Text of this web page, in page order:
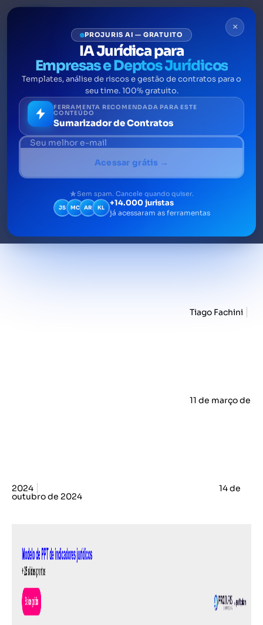
Litigância predatória: o que
é, quais as características e
problemas
A litigância predatória é uma prática de
ajuizamento em massa de processos
judiciais, contendo elementos abusivos ou
fraudulentos.
Tiago Fachini
11 de março de
2024 14 de
outubro de 2024
×
PROJURIS AI — GRATUITO
IA Jurídica para
Empresas e Deptos Jurídicos
Templates, análise de riscos e gestão de contratos para o
seu time. 100% gratuito.
FERRAMENTA RECOMENDADA PARA ESTE
CONTEÚDO
Sumarizador de Contratos
Acessar grátis →
Sem spam. Cancele quando quiser.
JS MC AR KL +14.000 juristas
já acessaram as ferramentas